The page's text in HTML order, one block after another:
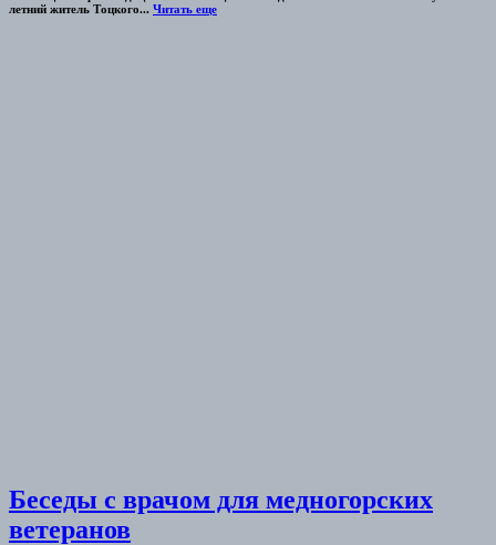
летний житель Тоцкого... Читать еще
Беседы с врачом для медногорских
ветеранов